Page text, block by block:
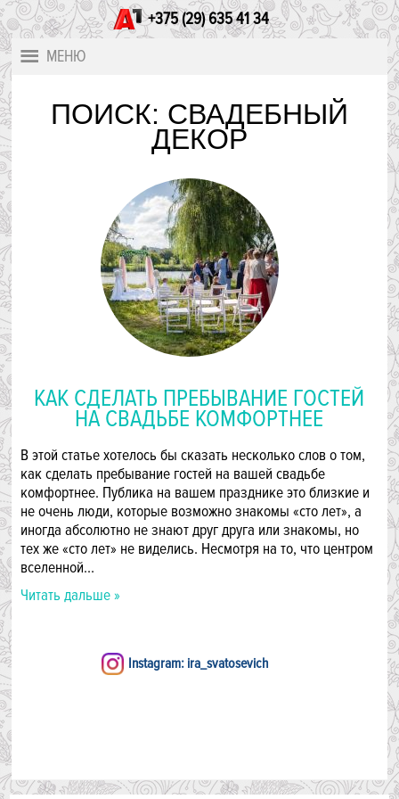
+375 (29) 635 41 34
МЕНЮ
ПОИСК: СВАДЕБНЫЙ
ДЕКОР
КАК СДЕЛАТЬ ПРЕБЫВАНИЕ ГОСТЕЙ
НА СВАДЬБЕ КОМФОРТНЕЕ
В этой статье хотелось бы сказать несколько слов о том,
как сделать пребывание гостей на вашей свадьбе
комфортнее. Публика на вашем празднике это близкие и
не очень люди, которые возможно знакомы «сто лет», а
иногда абсолютно не знают друг друга или знакомы, но
тех же «сто лет» не виделись. Несмотря на то, что центром
вселенной…
Читать дальше »
Instagram: ira_svatosevich